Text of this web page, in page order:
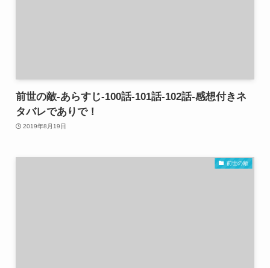
前世の敵-あらすじ-100話-101話-102話-感想付きネ
タバレでありで！
2019年8月19日
前世の敵